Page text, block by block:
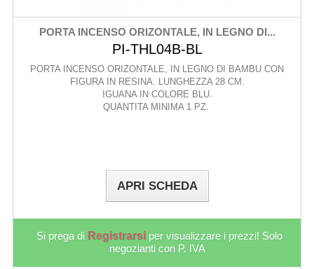
PORTA INCENSO ORIZONTALE, IN LEGNO DI...
PI-THL04B-BL
PORTA INCENSO ORIZONTALE, IN LEGNO DI BAMBU CON
FIGURA IN RESINA. LUNGHEZZA 28 CM.
IGUANA IN COLORE BLU.
QUANTITA MINIMA 1 PZ.
APRI SCHEDA
Si prega di Registrarsi per visualizzare i prezzi! Solo
negozianti con P. IVA